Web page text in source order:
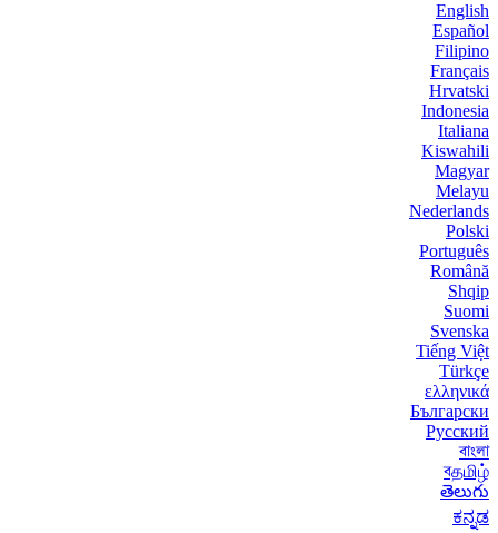
English
Español
Filipino
Français
Hrvatski
Indonesia
Italiana
Kiswahili
Magyar
Melayu
Nederlands
Polski
Português
Română
Shqip
Suomi
Svenska
Tiếng Việt
Türkçe
ελληνικά
Български
Русский
বাংলা
বதமிழ்
తెలుగు
ಕನ್ನಡ